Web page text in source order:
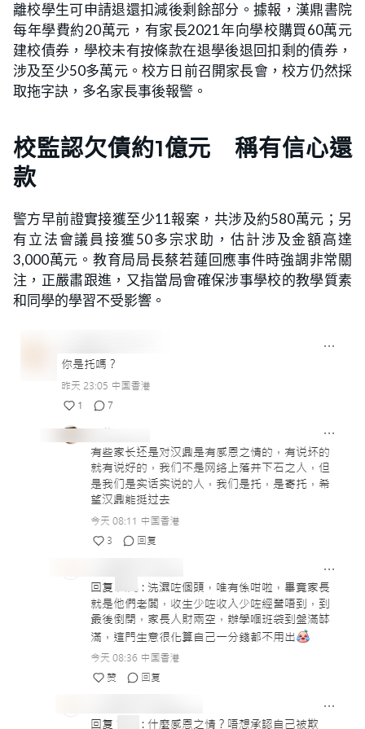
離校學生可申請退還扣減後剩餘部分。據報，漢鼎書院
每年學費約20萬元，有家長2021年向學校購買60萬元
建校債券，學校未有按條款在退學後退回扣剩的債券，
涉及至少50多萬元。校方日前召開家長會，校方仍然採
取拖字訣，多名家長事後報警。
校監認欠債約1億元 稱有信心還
款
警方早前證實接獲至少11報案，共涉及約580萬元；另
有立法會議員接獲50多宗求助，估計涉及金額高達
3,000萬元。教育局局長蔡若蓮回應事件時強調非常關
注，正嚴肅跟進，又指當局會確保涉事學校的教學質素
和同學的學習不受影響。